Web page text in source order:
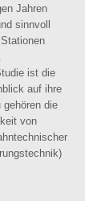
Jahren
sinnvoll
ist die
auf ihre
gehören die
von